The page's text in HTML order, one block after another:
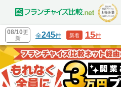
08/10更
新
全245件 新着 15件